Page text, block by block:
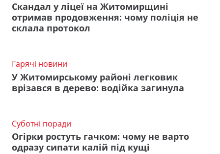
Скандал у ліцеї на Житомирщині
отримав продовження: чому поліція не
склала протокол
Гарячі новини
У Житомирському районі легковик
врізався в дерево: водійка загинула
Суботні поради
Огірки ростуть гачком: чому не варто
одразу сипати калій під кущі